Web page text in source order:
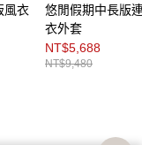
風衣
悠閒假期中長版
衣外套
NT$5,688
NT$9,480